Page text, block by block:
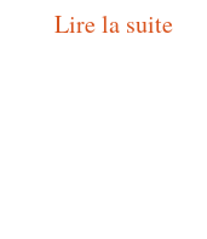
Lire la suite